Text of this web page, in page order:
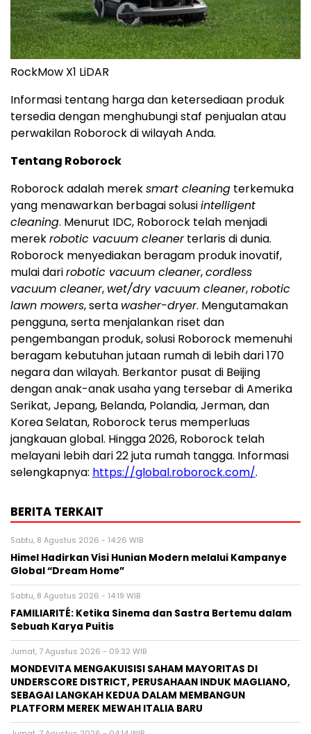
RockMow X1 LiDAR
Informasi tentang harga dan ketersediaan produk
tersedia dengan menghubungi staf penjualan atau
perwakilan Roborock di wilayah Anda.
Tentang Roborock
Roborock adalah mereksmart cleaning terkemuka
yang menawarkan berbagai solusiintelligent
cleaning. Menurut IDC, Roborock telah menjadi
merekrobotic vacuum cleanerterlaris di dunia.
Roborock menyediakan beragam produk inovatif,
mulai darirobotic vacuum cleaner,cordless
vacuum cleaner, wet/dry vacuum cleaner,robotic
lawn mowers, serta washer-dryer. Mengutamakan
pengguna, serta menjalankan riset dan
pengembangan produk, solusi Roborock memenuhi
beragam kebutuhan jutaan rumah di lebih dari 170
negara dan wilayah. Berkantor pusat di Beijing
dengan anak-anak usaha yang tersebar di Amerika
Serikat, Jepang, Belanda, Polandia, Jerman, dan
Korea Selatan, Roborock terus memperluas
jangkauan global. Hingga 2026, Roborock telah
melayani lebih dari 22 juta rumah tangga. Informasi
selengkapnya: https://global.roborock.com/.
BERITA TERKAIT
Sabtu, 8 Agustus 2026 - 14:26 WIB
Himel Hadirkan Visi Hunian Modern melalui Kampanye
Global “Dream Home”
Sabtu, 8 Agustus 2026 - 14:19 WIB
FAMILIARITÉ: Ketika Sinema dan Sastra Bertemu dalam
Sebuah Karya Puitis
Jumat, 7 Agustus 2026 - 09:32 WIB
MONDEVITA MENGAKUISISI SAHAM MAYORITAS DI
UNDERSCORE DISTRICT, PERUSAHAAN INDUK MAGLIANO,
SEBAGAI LANGKAH KEDUA DALAM MEMBANGUN
PLATFORM MEREK MEWAH ITALIA BARU